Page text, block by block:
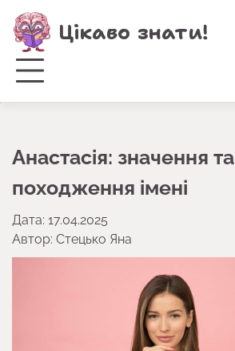
Перейти
до
вмісту
Цікаво знати!
Анастасія: значення та
походження імені
Дата: 17.04.2025
Автор: Стецько Яна